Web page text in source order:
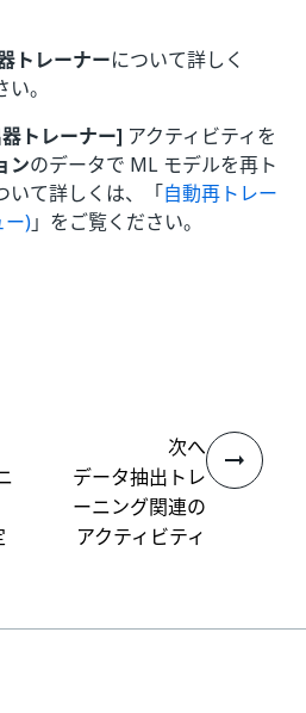
トレーナーについて詳しく
。
トレーナー] アクティビティを
ンのデータで ML モデルを再ト
いて詳しくは、「自動再トレー
ー)」をご覧ください。
次へ
データ抽出トレ
ーニング関連の
アクティビティ